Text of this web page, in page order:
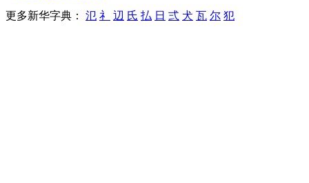
更多新华字典： 氾 礻 辺 氏 払 日 弍 犬 瓦 尔 犯